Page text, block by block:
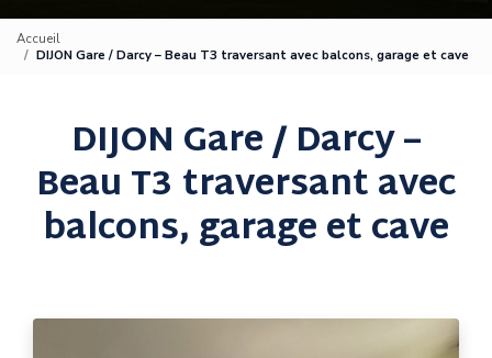
Accueil
DIJON Gare / Darcy – Beau T3 traversant avec balcons, garage et cave
DIJON Gare / Darcy –
Beau T3 traversant avec
balcons, garage et cave